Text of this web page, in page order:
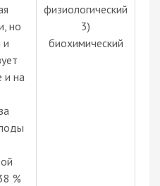
но
и
и на
%
физиологический
3)
биохимический